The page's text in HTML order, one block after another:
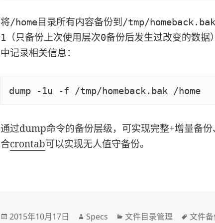
将/home目录所有内容备份到 /tmp/homeback.bak
1 （只备份上次使用层次0备份后发生过改变的数据
中记录相关信息：
dump -1u -f /tmp/homeback.bak /home
通过dump命令的备份层级，可实现完整+增量备
合crontab可以实现无人值守备份。
发
2015年10月17日
作
Specs
分
文件目录管理
标
文件